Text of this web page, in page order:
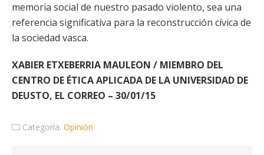
memoria social de nuestro pasado violento, sea una
referencia significativa para la reconstrucción cívica de
la sociedad vasca.
XABIER ETXEBERRIA MAULEON / MIEMBRO DEL
CENTRO DE ÉTICA APLICADA DE LA UNIVERSIDAD DE
DEUSTO, EL CORREO – 30/01/15
Categoría: Opinión